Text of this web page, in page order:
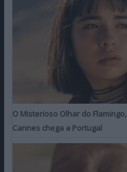
O Misterioso Olhar do
Cannes chega a Portugal